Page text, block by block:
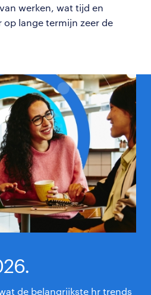
werken, wat tijd en
lange termijn zeer de
de belangrijkste hr trends